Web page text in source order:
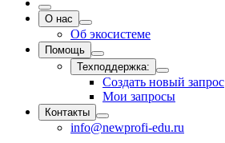
О нас
Об экосистеме
Помощь
Техподдержка:
Создать новый запрос
Мои запросы
Контакты
info@newprofi-edu.ru